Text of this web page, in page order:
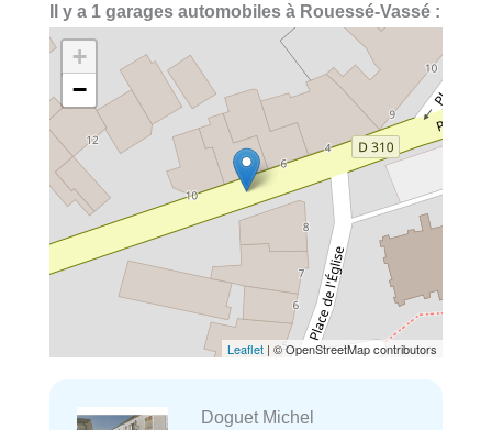
Il y a 1 garages automobiles à Rouessé-Vassé :
+
−
Leaflet | © OpenStreetMap contributors
Doguet Michel